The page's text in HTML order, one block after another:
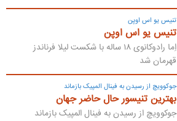
تنیس یو اس اوپن
تنیس یو اس اوپن
اِما رادوکانوی ۱۸ ساله با شکست لیلا فرناندز
قهرمان شد
جوکوویچ از رسیدن به فینال المپیک بازماند
بهترین تنیسور حال حاضر جهان
جوکوویچ از رسیدن به فینال المپیک بازماند